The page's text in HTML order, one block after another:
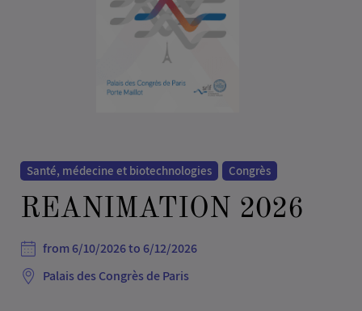
Santé, médecine et biotechnologies Congrès
REANIMATION 2026
from 6/10/2026 to 6/12/2026
Palais des Congrès de Paris